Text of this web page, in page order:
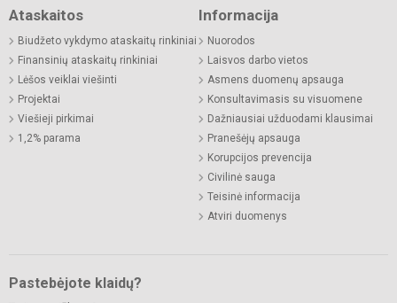
Ataskaitos
Biudžeto vykdymo ataskaitų rinkiniai
Finansinių ataskaitų rinkiniai
Lėšos veiklai viešinti
Projektai
Viešieji pirkimai
1,2% parama
Informacija
Nuorodos
Laisvos darbo vietos
Asmens duomenų apsauga
Konsultavimasis su visuomene
Dažniausiai užduodami klausimai
Pranešėjų apsauga
Korupcijos prevencija
Civilinė sauga
Teisinė informacija
Atviri duomenys
Pastebėjote klaidų?